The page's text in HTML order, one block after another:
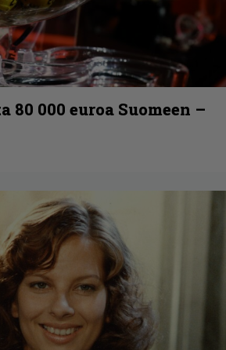
80 000 euroa Suomeen –